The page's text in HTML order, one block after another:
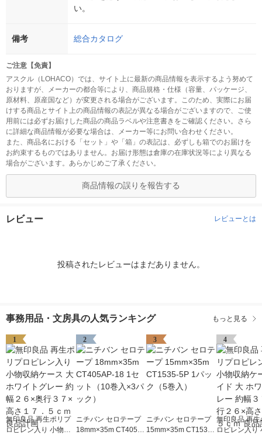
い。
備考 総合カタログ
ご注意【免責】
アスクル（LOHACO）では、サイト上に最新の商品情報を表示するよう努めて
おりますが、メーカーの都合等により、商品規格・仕様（容量、パッケージ、
原材料、原産国など）が変更される場合がございます。このため、実際にお届
けする商品とサイト上の商品情報の表記が異なる場合がございますので、ご使
用前には必ずお届けした商品の商品ラベルや注意書きをご確認ください。さら
に詳細な商品情報が必要な場合は、メーカー等にお問い合わせください。
また、商品名における「セット」や「箱」の表記は、必ずしも箱でのお届けを
お約束するものではありません。お届け形態は倉庫の在庫状況等により異なる
場合がございます。あらかじめご了承ください。
商品情報の誤りを報告する
レビュー レビューとは
投稿されたレビューはまだありません。
事務用品・文房具の人気ランキング もっと見る
1
無印良品 再生ポリプ
ロピレン入り 小物収
2
ニチバン セロテープ
18mm×35m CT405A
3
ニチバン セロテープ
15mm×35m CT1535-
4
無印良品 再生
ロピレン入り